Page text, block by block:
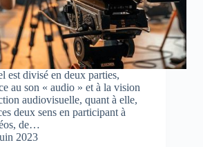
est divisé en deux parties,
au son « audio » et à la vision
audiovisuelle, quant à elle,
deux sens en participant à
de…
2023